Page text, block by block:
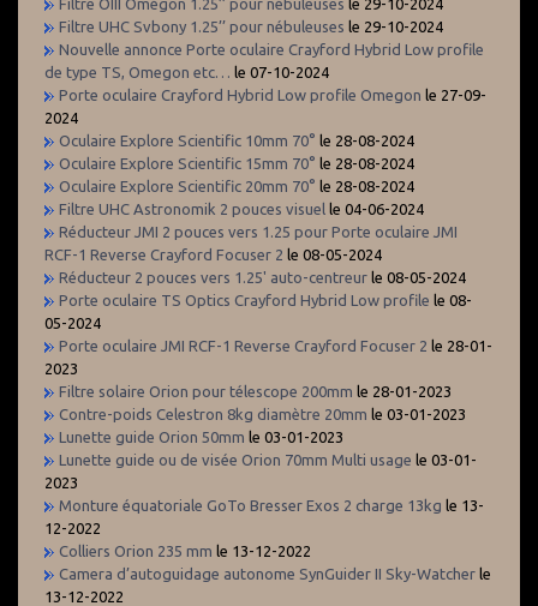
Filtre UHC Svbony 1.25’’ pour nébuleuses le 29-10-2024
Nouvelle annonce Porte oculaire Crayford Hybrid Low profile
de type TS, Omegon etc…
le 07-10-2024
Porte oculaire Crayford Hybrid Low profile Omegon le 27-09-
2024
Oculaire Explore Scientific 10mm 70° le 28-08-2024
Oculaire Explore Scientific 15mm 70° le 28-08-2024
Oculaire Explore Scientific 20mm 70° le 28-08-2024
Filtre UHC Astronomik 2 pouces visuel le 04-06-2024
Réducteur JMI 2 pouces vers 1.25 pour Porte oculaire JMI
RCF-1 Reverse Crayford Focuser 2 le 08-05-2024
Réducteur 2 pouces vers 1.25' auto-centreur le 08-05-2024
Porte oculaire TS Optics Crayford Hybrid Low profile le 08-
05-2024
Porte oculaire JMI RCF-1 Reverse Crayford Focuser 2 le 28-01-
2023
Filtre solaire Orion pour télescope 200mm le 28-01-2023
Contre-poids Celestron 8kg diamètre 20mm le 03-01-2023
Lunette guide Orion 50mm le 03-01-2023
Lunette guide ou de visée Orion 70mm Multi usage le 03-01-
2023
Monture équatoriale GoTo Bresser Exos 2 charge 13kg le 13-
12-2022
Colliers Orion 235 mm le 13-12-2022
Camera d’autoguidage autonome SynGuider II Sky-Watcher le
13-12-2022